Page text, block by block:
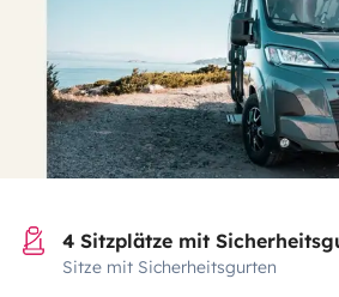
4 Sitzplätze mit
Sitze mit Sicherheitsgurten